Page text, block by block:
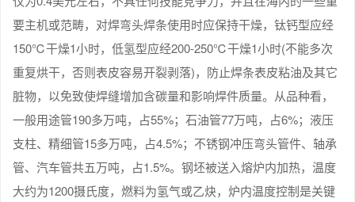
要主机或范畴，对焊弯头焊条使用时应保持干燥，钛钙型应经
150℃干燥1小时，低氢型应经200-250℃干燥1小时(不能多次
重复烘干，否则表皮容易开裂剥落)，防止焊条表皮粘油及其它
脏物，以免致使焊缝增加含碳量和影响焊件质量。从品种看，
一般用途管190多万吨，占55%；石油管77万吨，占6%；液压
支柱、精细管15多万吨，占4.5%；不锈钢冲压弯头管件、轴承
管、汽车管共五万吨，占1.5%。钢坯被送入熔炉内加热，温度
大约为1200摄氏度，燃料为氢气或乙炔，炉内温度控制是关键